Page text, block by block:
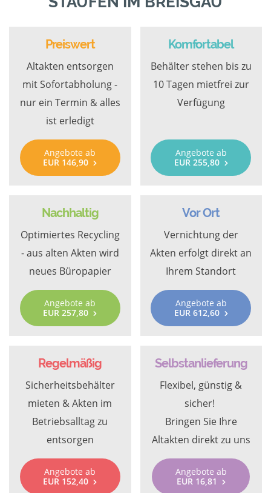
Preiswert
Altakten entsorgen
mit Sofortabholung -
nur ein Termin & alles
ist erledigt
Angebote ab
EUR 146,90
Komfortabel
Behälter stehen bis zu
10 Tagen mietfrei zur
Verfügung
Angebote ab
EUR 255,80
Nachhaltig
Optimiertes Recycling
- aus alten Akten wird
neues Büropapier
Angebote ab
EUR 257,80
Vor Ort
Vernichtung der
Akten erfolgt direkt an
Ihrem Standort
Angebote ab
EUR 612,60
Regelmäßig
Sicherheitsbehälter
mieten & Akten im
Betriebsalltag zu
entsorgen
Angebote ab
EUR 152,40
Selbstanlieferung
Flexibel, günstig &
sicher!
Bringen Sie Ihre
Altakten direkt zu uns
Angebote ab
EUR 16,81